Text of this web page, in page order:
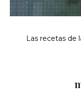
Las recetas de